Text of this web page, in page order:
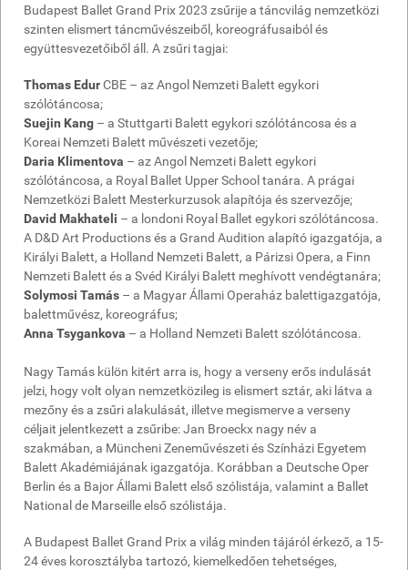
Budapest Ballet Grand Prix 2023 zsűrije a táncvilág nemzetközi
szinten elismert táncművészeiből, koreográfusaiból és
együttesvezetőiből áll. A zsűri tagjai:
Thomas EdurCBE – az Angol Nemzeti Balett egykori
szólótáncosa;
Suejin Kang – a Stuttgarti Balett egykori szólótáncosa és a
Koreai Nemzeti Balett művészeti vezetője;
Daria Klimentova – az Angol Nemzeti Balett egykori
szólótáncosa, a Royal Ballet Upper School tanára. A prágai
Nemzetközi Balett Mesterkurzusok alapítója és szervezője;
David Makhateli – a londoni Royal Ballet egykori szólótáncosa.
A D&D Art Productions és a Grand Audition alapító igazgatója, a
Királyi Balett, a Holland Nemzeti Balett, a Párizsi Opera, a Finn
Nemzeti Balett és a Svéd Királyi Balett meghívott vendégtanára;
Solymosi Tamás – a Magyar Állami Operaház balettigazgatója,
balettművész, koreográfus;
Anna Tsygankova – a Holland Nemzeti Balett szólótáncosa.
Nagy Tamás külön kitért arra is, hogy a verseny erős indulását
jelzi, hogy volt olyan nemzetközileg is elismert sztár, aki látva a
mezőny és a zsűri alakulását, illetve megismerve a verseny
céljait jelentkezett a zsűribe: Jan Broeckx nagy név a
szakmában, a Müncheni Zeneművészeti és Színházi Egyetem
Balett Akadémiájának igazgatója. Korábban a Deutsche Oper
Berlin és a Bajor Állami Balett első szólistája, valamint a Ballet
National de Marseille első szólistája.
A Budapest Ballet Grand Prix a világ minden tájáról érkező, a 15-
24 éves korosztályba tartozó, kiemelkedően tehetséges,